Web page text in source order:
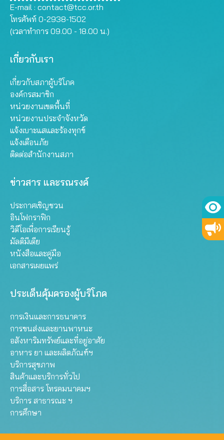
E-mail : contact@tcc.or.th
โทรศัพท์ 0-2938-1502
(เวลาทำการ 09.00 - 18.00 น.)
เกี่ยวกับเรา
เกี่ยวกับสภาผู้บริโภค
องค์กรสมาชิก
หน่วยงานเขตพื้นที่
หน่วยงานประจำจังหวัด
แจ้งเบาะแสและร้องทุกข์
แจ้งเตือนภัย
ติดต่อสำนักงานสภา
ข่าวสาร และรณรงค์
ประกาศเชิญชวน
อินโฟกราฟิก
วิดีโอเพื่อการเรียนรู้
มัลติมีเดีย
หนังสือและคู่มือ
เอกสารเผยแพร่
ประเด็นคุ้มครองผู้บริโภค
การเงินและการธนาคาร
การขนส่งและยานพาหนะ
อสังหาริมทรัพย์และที่อยู่อาศัย
อาหาร ยา และผลิตภัณฑ์ฯ
บริการสุขภาพ
สินค้าและบริการทั่วไป
การสื่อสาร โทรคมนาคมฯ
บริการ สาธารณะ ฯ
การศึกษา